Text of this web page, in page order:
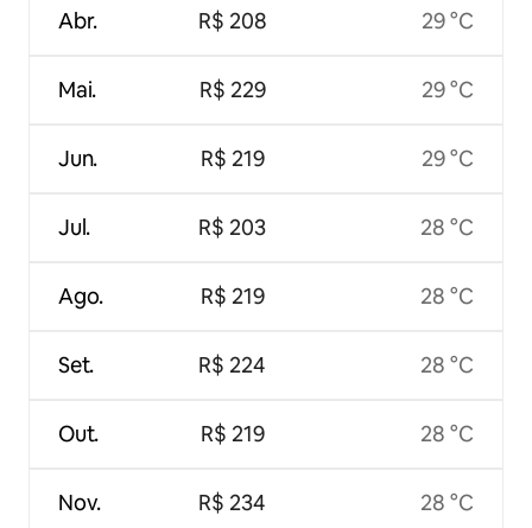
Abr.
Mai.
Jun.
Jul.
Ago.
Set.
Out.
Nov.
R$ 208
R$ 229
R$ 219
R$ 203
R$ 219
R$ 224
R$ 219
R$ 234
29 °C
29 °C
29 °C
28 °C
28 °C
28 °C
28 °C
28 °C